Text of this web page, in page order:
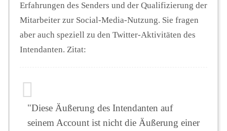
Erfahrungen des Senders und der Qualifizierung der
Mitarbeiter zur Social-Media-Nutzung. Sie fragen
aber auch speziell zu den Twitter-Aktivitäten des
Intendanten. Zitat:
"Diese Äußerung des Intendanten auf
seinem Account ist nicht die Äußerung einer